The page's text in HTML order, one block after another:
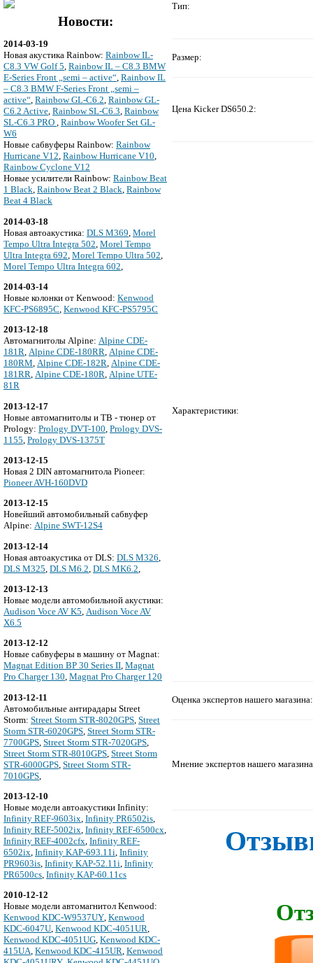
Новости:
2014-03-19
Новая акустика Rainbow: Rainbow IL-
C8.3 VW Golf 5, Rainbow IL – C8.3 BMW
E-Series Front „semi – active“, Rainbow IL
– C8.3 BMW F-Series Front „semi –
active“, Rainbow GL-C6.2, Rainbow GL-
C6.2 Active, Rainbow SL-C6.3, Rainbow
SL-C6.3 PRO , Rainbow Woofer Set GL-
W6
Новые сабвуферы Rainbow: Rainbow
Hurricane V12, Rainbow Hurricane V10,
Rainbow Cyclone V12
Новые усилители Rainbow: Rainbow Beat
1 Black, Rainbow Beat 2 Black, Rainbow
Beat 4 Black
2014-03-18
Новая автоакустика: DLS M369 Morel
Tempo Ultra Integra 502 Morel Tempo
Ultra Integra 692 Morel Tempo Ultra 502
Morel Tempo Ultra Integra 602
2014-03-14
Новые колонки от Kenwood: Kenwood
KFC-PS6895C, Kenwood KFC-PS5795C
2013-12-18
Автомагнитолы Alpine: Alpine CDE-
181R, Alpine CDE-180RR, Alpine CDE-
180RM, Alpine CDE-182R, Alpine CDE-
181RR, Alpine CDE-180R, Alpine UTE-
81R
2013-12-17
Новые автомагнитолы и ТВ - тюнер от
Prology: Prology DVT-100 Prology DVS-
1155 Prology DVS-1375T
2013-12-15
Новая 2 DIN автомагнитола Pioneer:
Pioneer AVH-160DVD
2013-12-15
Новейший автомобильный сабвуфер
Alpine: Alpine SWT-12S4
2013-12-14
Новая автоакустика от DLS: DLS M326
DLS M325 DLS M6.2 DLS MK6.2
2013-12-13
Новые модели автомобильной акустики:
Audison Voce AV K5, Audison Voce AV
X6.5
2013-12-12
Новые сабвуферы в машину от Magnat:
Magnat Edition BP 30 Series II, Magnat
Pro Charger 130, Magnat Pro Charger 120
2013-12-11
Автомобильные антирадары Street
Storm: Street Storm STR-8020GPS Street
Storm STR-6020GPS Street Storm STR-
7700GPS Street Storm STR-7020GPS
Street Storm STR-8010GPS Street Storm
STR-6000GPS Street Storm STR-
7010GPS
2013-12-10
Новые модели автоакустики Infinity:
Infinity REF-9603ix, Infinity PR6502is,
Infinity REF-5002ix, Infinity REF-6500cx,
Infinity REF-4002cfx, Infinity REF-
6502ix, Infinity KAP-693.11i, Infinity
PR9603is, Infinity KAP-52.11i, Infinity
PR6500cs, Infinity KAP-60.11cs
2010-12-12
Новые модели автомагнитол Kenwood:
Kenwood KDC-W9537UY, Kenwood
KDC-6047U, Kenwood KDC-4051UR,
Kenwood KDC-4051UG, Kenwood KDC-
415UA, Kenwood KDC-415UR, Kenwood
Тип:
Размер:
Цена Kicker DS650.2:
Характеристики:
Оценка экспертов нашего магазина:
Мнение экспертов нашего